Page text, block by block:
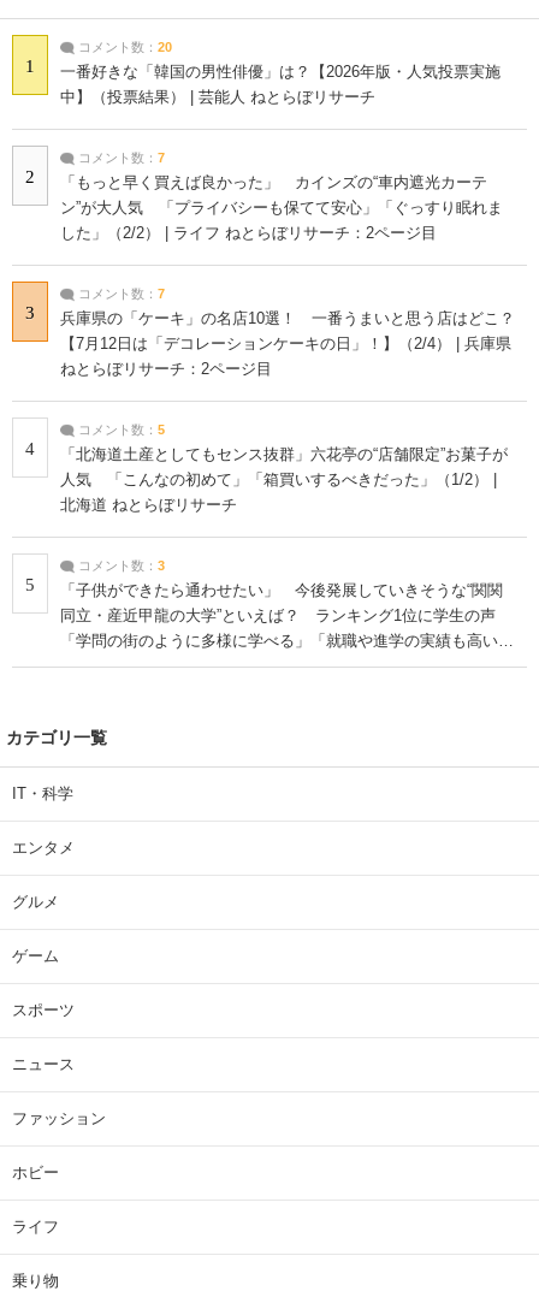
1
コメント数： 20
一番好きな「韓国の男性俳優」は？【2026年版・人気投票実施
中】（投票結果） | 芸能人 ねとらぼリサーチ
2
コメント数： 7
「もっと早く買えば良かった」 カインズの“車内遮光カーテ
ン”が大人気 「プライバシーも保てて安心」「ぐっすり眠れま
した」（2/2） | ライフ ねとらぼリサーチ：2ページ目
3
コメント数： 7
兵庫県の「ケーキ」の名店10選！ 一番うまいと思う店はどこ？
【7月12日は「デコレーションケーキの日」！】（2/4） | 兵庫県
ねとらぼリサーチ：2ページ目
4
コメント数： 5
「北海道土産としてもセンス抜群」六花亭の“店舗限定”お菓子が
人気 「こんなの初めて」「箱買いするべきだった」（1/2） |
北海道 ねとらぼリサーチ
5
コメント数： 3
「子供ができたら通わせたい」 今後発展していきそうな“関関
同立・産近甲龍の大学”といえば？ ランキング1位に学生の声
「学問の街のように多様に学べる」「就職や進学の実績も高い」
| 大学 ねとらぼリサーチ
カテゴリ一覧
IT・科学
エンタメ
グルメ
ゲーム
スポーツ
ニュース
ファッション
ホビー
ライフ
乗り物